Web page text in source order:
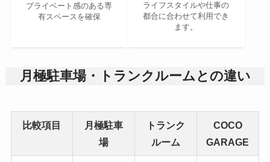
プライベート感のある専
有スペースを確保
ライフスタイルや仕事の
都合に合わせて利用でき
ます。
月極駐車場・トランクルームとの違い
比較項目
月極駐車
場
トランク
ルーム
COCO
GARAGE